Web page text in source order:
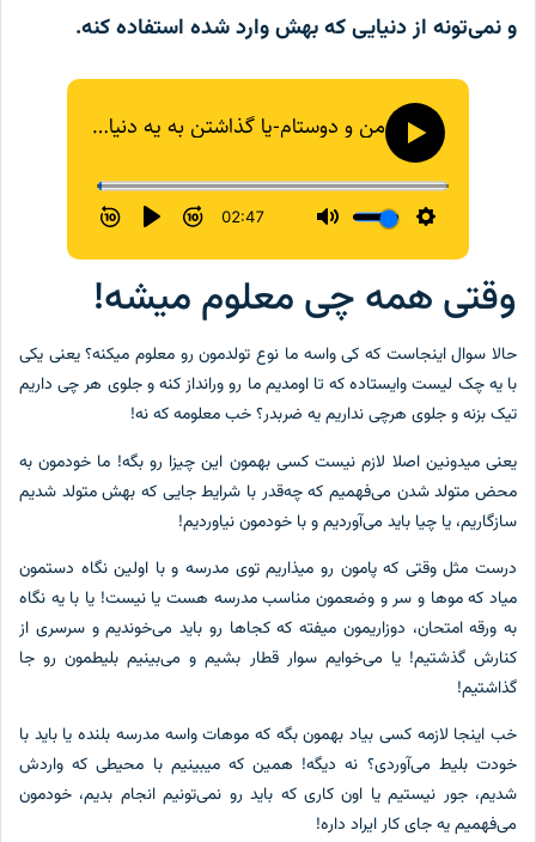
و نمی‌تونه از دنیایی که بهش وارد شده استفاده کنه.
وقتی همه چی معلوم میشه!
حالا سوال اینجاست که کی واسه ما نوع تولدمون رو معلوم میکنه؟ یعنی یکی
با یه چک لیست وایستاده که تا اومدیم ما رو ورانداز کنه و جلوی هر چی داریم
تیک بزنه و جلوی هرچی نداریم یه ضربدر؟ خب معلومه که نه!
یعنی میدونین اصلا لازم نیست کسی بهمون این چیزا رو بگه! ما خودمون به
محض متولد شدن می‌فهمیم که چه‌قدر با شرایط جایی که بهش متولد شدیم
سازگاریم، یا چیا باید می‌آوردیم و با خودمون نیاوردیم!
درست مثل وقتی که پامون رو میذاریم توی مدرسه و با اولین نگاه دستمون
میاد که موها و سر و وضعمون مناسب مدرسه هست یا نیست! یا با یه نگاه
به ورقه امتحان، دوزاریمون میفته که کجاها رو باید می‌خوندیم و سرسری از
کنارش گذشتیم! یا می‌خوایم سوار قطار بشیم و می‌بینیم بلیطمون رو جا
گذاشتیم!
خب اینجا لازمه کسی بیاد بهمون بگه که موهات واسه مدرسه بلنده یا باید با
خودت بلیط می‌آوردی؟ نه دیگه! همین که میبینیم با محیطی که واردش
شدیم، جور نیستیم یا اون کاری که باید رو نمی‌تونیم انجام بدیم، خودمون
می‌فهمیم یه جای کار ایراد داره!